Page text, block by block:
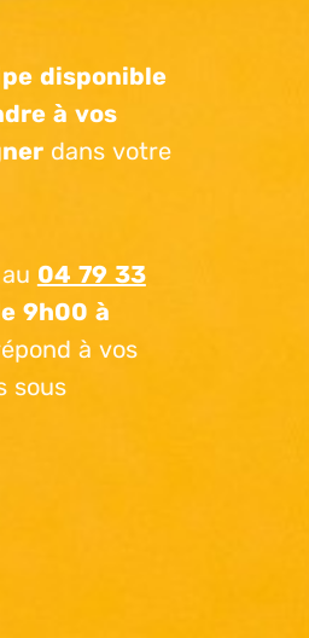
disponible
à vos
dans votre
04 79 33
9h00 à
à vos
sous